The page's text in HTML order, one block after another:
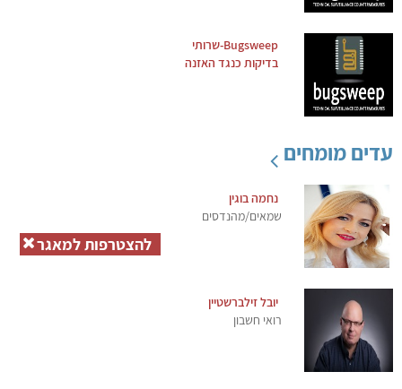
Bugsweep-שרותי
בדיקות כנגד האזנה
עדים מומחים
נחמה בוגין
שמאים/מהנדסים
יובל זילברשטיין
רואי חשבון
להצטרפות למאגר